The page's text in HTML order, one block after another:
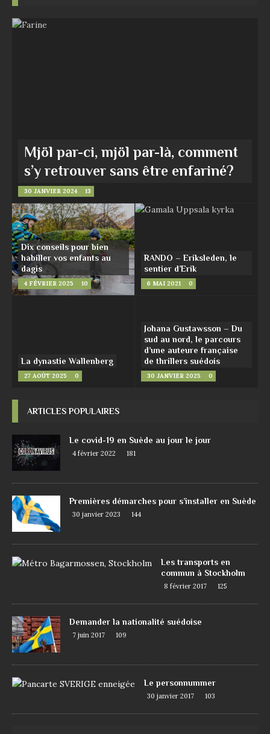
Mjöl par-ci, mjöl par-là, comment
s’y retrouver sans être enfariné?
30 JANVIER 2024 13
Dix conseils pour bien
habiller vos enfants au
dagis
4 FÉVRIER 2025 10
RANDO – Eriksleden, le
sentier d’Erik
6 MAI 2021 0
La dynastie Wallenberg
27 AOÛT 2025 0
Johana Gustawsson – Du
sud au nord, le parcours
d’une auteure française
de thrillers suédois
30 JANVIER 2025 0
ARTICLES POPULAIRES
Le covid-19 en Suède au jour le jour
4 février 2022 181
Premières démarches pour s’installer en Suède
30 janvier 2023 144
Les transports en
commun à Stockholm
8 février 2017 125
Demander la nationalité suédoise
7 juin 2017 109
Le personnummer
30 janvier 2017 103